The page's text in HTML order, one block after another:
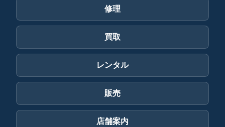
修理
買取
レンタル
販売
店舗案内